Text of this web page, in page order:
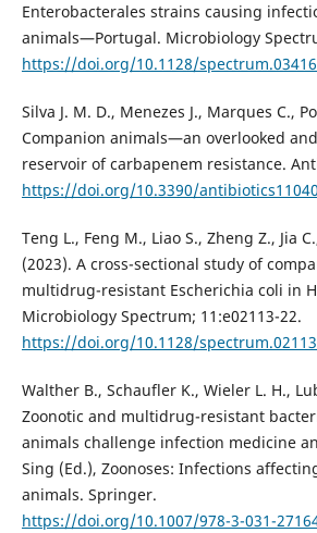
Enterobacterales strains causing
animals—Portugal. Microbiology
https://doi.org/10.1128/
Silva J. M. D., Menezes J., Marques C.,
Companion animals—an overlooked
reservoir of carbapenem resistance.
https://doi.org/10.3390/
Teng L., Feng M., Liao S., Zheng Z., Jia
(2023). A cross-sectional study of
multidrug-resistant Escherichia coli in
Microbiology Spectrum; 11:e02113-22.
https://doi.org/10.1128/
Walther B., Schaufler K., Wieler L. H.,
Zoonotic and multidrug-resistant
animals challenge infection medicine
Sing (Ed.), Zoonoses: Infections
animals. Springer.
https://doi.org/10.1007/978-3-031-